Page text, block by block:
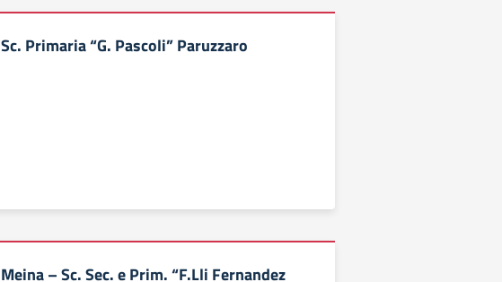
Sc. Primaria “G. Pascoli” Paruzzaro
Meina – Sc. Sec. e Prim. “F.Lli Fernandez